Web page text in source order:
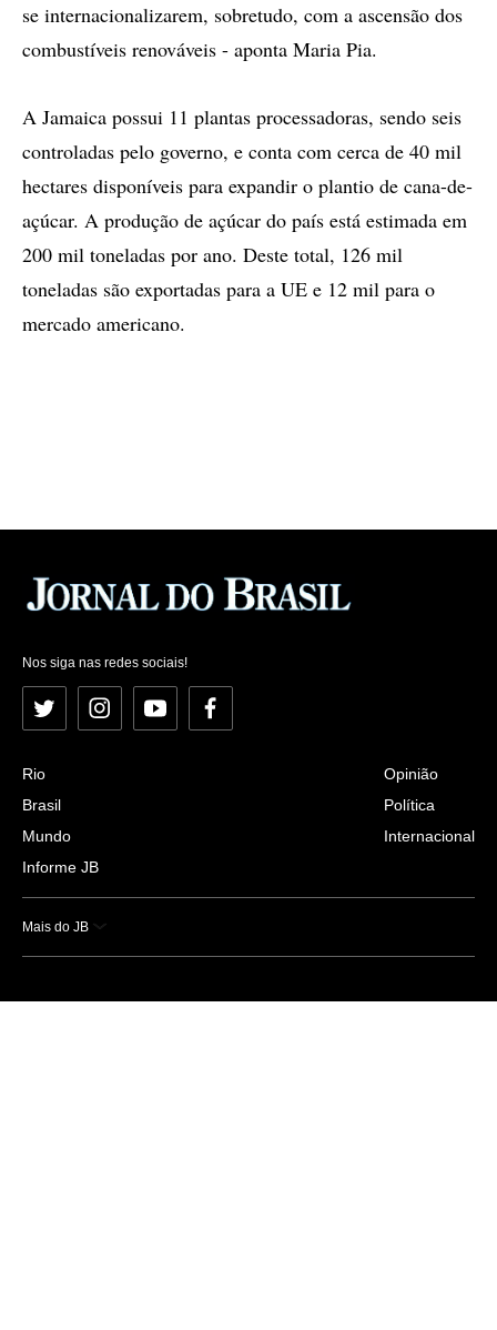
se internacionalizarem, sobretudo, com a ascensão dos
combustíveis renováveis - aponta Maria Pia.
A Jamaica possui 11 plantas processadoras, sendo seis
controladas pelo governo, e conta com cerca de 40 mil
hectares disponíveis para expandir o plantio de cana-de-
açúcar. A produção de açúcar do país está estimada em
200 mil toneladas por ano. Deste total, 126 mil
toneladas são exportadas para a UE e 12 mil para o
mercado americano.
Nos siga nas redes sociais!
Twitter InstagramYouTubeFacebook
Rio
Brasil
Mundo
Informe JB
Opinião
Política
Internacional
Mais do JB
Esportes